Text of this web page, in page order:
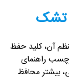
تشک
آن، کلید حفظ
راهنمای
بیشتر محافظ‌